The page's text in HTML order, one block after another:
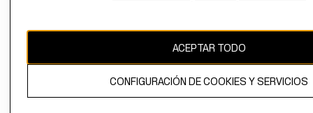
El contenido de esta página web está protegido por copyright y es
propiedad de H&M Hennes & Mauritz AB.
ACEPTAR TODO
CONFIGURACIÓN DE COOKIES Y SERVICIOS